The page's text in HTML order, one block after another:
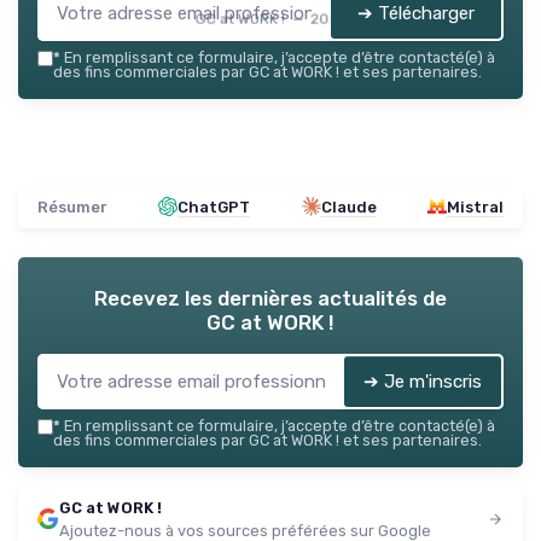
GC at WORK ! — 2026 ➔ Télécharger
* En remplissant ce formulaire, j’accepte d’être contacté(e) à
des fins commerciales par GC at WORK ! et ses partenaires.
Résumer ChatGPT Claude Mistral
Recevez les dernières actualités de
GC at WORK !
➔ Je m'inscris
* En remplissant ce formulaire, j’accepte d’être contacté(e) à
des fins commerciales par GC at WORK ! et ses partenaires.
GC at WORK !
Ajoutez-nous à vos sources préférées sur Google